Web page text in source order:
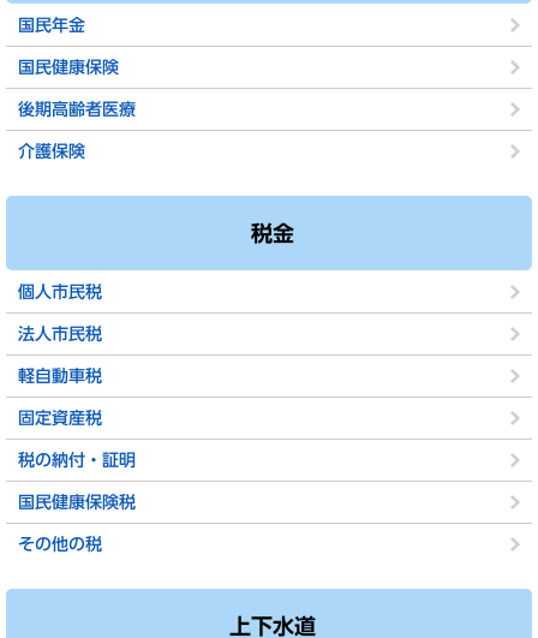
国民年金
国民健康保険
後期高齢者医療
介護保険
税金
個人市民税
法人市民税
軽自動車税
固定資産税
税の納付・証明
国民健康保険税
その他の税
上下水道